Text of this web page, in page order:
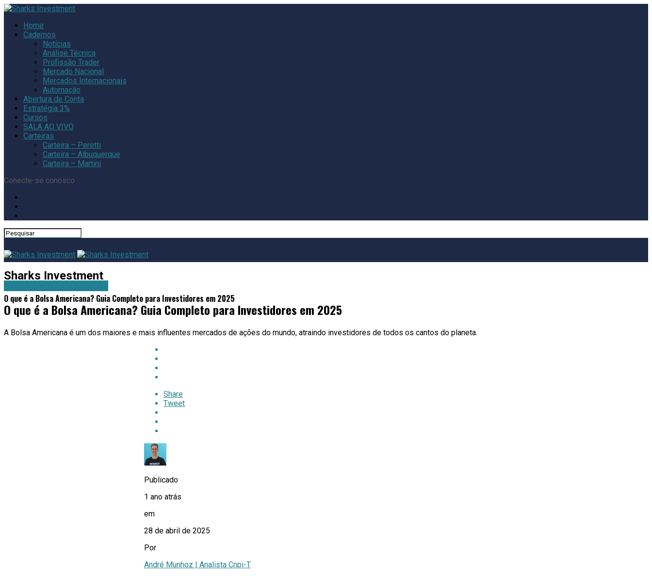
Home
Cadernos
Notícias
Análise Técnica
Profissão Trader
Mercado Nacional
Mercados Internacionais
Automação
Abertura de Conta
Estratégia 3%
Cursos
SALA AO VIVO
Carteiras
Carteira – Peretti
Carteira – Albuquerque
Carteira – Martini
Conecte-se conosco
Sharks Investment
O que é a Bolsa Americana? Guia Completo para Investidores em 2025
O que é a Bolsa Americana? Guia Completo para Investidores em 2025
A Bolsa Americana é um dos maiores e mais influentes mercados de ações do mundo, atraindo investidores de todos os cantos do planeta.
Share
Tweet
Publicado
1 ano atrás
em
28 de abril de 2025
Por
André Munhoz | Analista Cnpi-T